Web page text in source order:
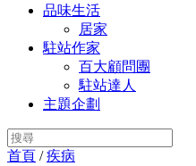
品味生活
居家
駐站作家
百大顧問團
駐站達人
主題企劃
首頁 /疾病